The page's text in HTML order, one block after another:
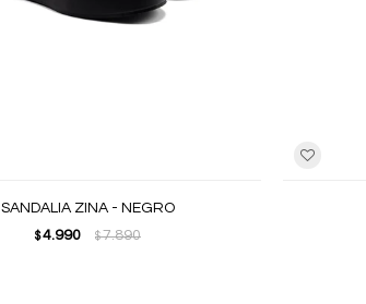
SANDALIA ZINA - NEGRO
$4.990 $7.890